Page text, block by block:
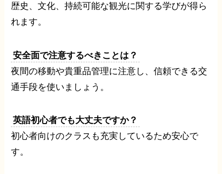
歴史、文化、持続可能な観光に関する学びが得ら
れます。
安全面で注意するべきことは？
夜間の移動や貴重品管理に注意し、信頼できる交
通手段を使いましょう。
英語初心者でも大丈夫ですか？
初心者向けのクラスも充実しているため安心で
す。